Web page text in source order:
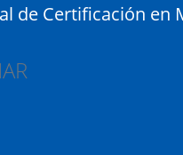
de Certificación en